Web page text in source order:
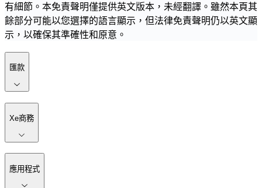
有細節。本免責聲明僅提供英文版本，未經翻譯。雖然本頁其
餘部分可能以您選擇的語言顯示，但法律免責聲明仍以英文顯
示，以確保其準確性和原意。
匯款
Xe商務
應用程式